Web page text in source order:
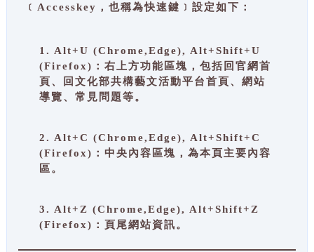
﹝Accesskey，也稱為快速鍵﹞設定如下：
1. Alt+U (Chrome,Edge), Alt+Shift+U
(Firefox)：右上方功能區塊，包括回官網首
頁、回文化部共構藝文活動平台首頁、網站
導覽、常見問題等。
2. Alt+C (Chrome,Edge), Alt+Shift+C
(Firefox)：中央內容區塊，為本頁主要內容
區。
3. Alt+Z (Chrome,Edge), Alt+Shift+Z
(Firefox)：頁尾網站資訊。